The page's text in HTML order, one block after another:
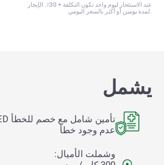
عند الاستئجار ليوم واحد تكون التكلفة + 30٪. الإيجار
يشمل
تأمين شامل مع خصم للخطأ
عدم وجود خطأ
وشملت الأميال: